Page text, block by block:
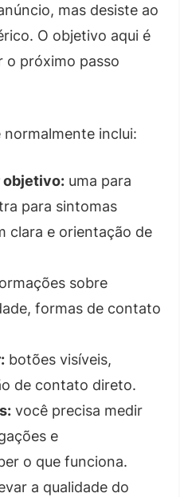
mas desiste ao
O objetivo aqui é
o próximo passo
inclui:
objetivo: uma para
para sintomas
clara e orientação de
sobre
formas de contato
botões visíveis,
de contato direto.
você precisa medir
e
o que funciona.
a qualidade do